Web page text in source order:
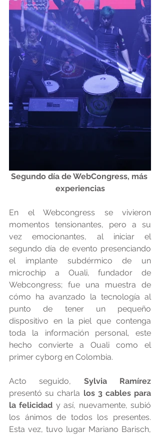
Segundo día de WebCongress, más
experiencias
En el Webcongress se vivieron
momentos tensionantes, pero a su
vez emocionantes, al iniciar el
segundo día de evento presenciando
el implante subdérmico de un
microchip a Ouali, fundador de
Webcongress; fue una muestra de
cómo ha avanzado la tecnología al
punto de tener un pequeño
dispositivo en la piel que contenga
toda la información personal, este
hecho convierte a Ouali como el
primer cyborg en Colombia.
Acto seguido, Sylvia Ramírez
presentó su charla los 3 cables para
la felicidad y así, nuevamente, subió
los ánimos de todos los presentes.
Esta vez, tuvo lugar Mariano Barisch,